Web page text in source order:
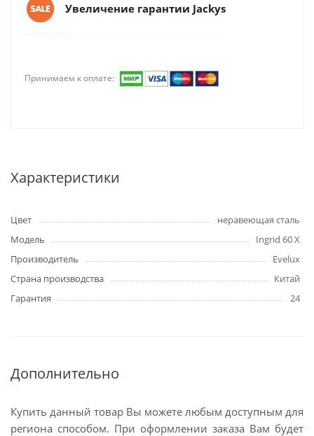
Увеличение гарантии Jackys
Принимаем к оплате:
Характеристики
Цвет
неравеющая сталь
Модель
Ingrid 60 X
Производитель
Evelux
Страна производства
Китай
Гарантия
24
Дополнительно
Купить данный товар Вы можете любым доступным для
региона способом. При оформлении заказа Вам будет